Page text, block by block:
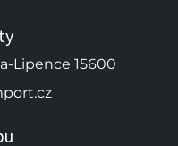
Lipence 15600